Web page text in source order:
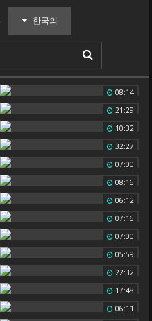
한국의
08:14
21:29
10:32
32:27
07:00
08:16
06:12
07:16
07:00
05:59
22:32
17:48
06:11